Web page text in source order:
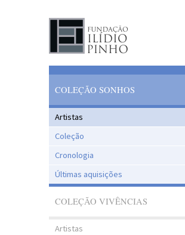
COLEÇÃO SONHOS
Artistas
Coleção
Cronologia
Últimas aquisições
COLEÇÃO VIVÊNCIAS
Artistas